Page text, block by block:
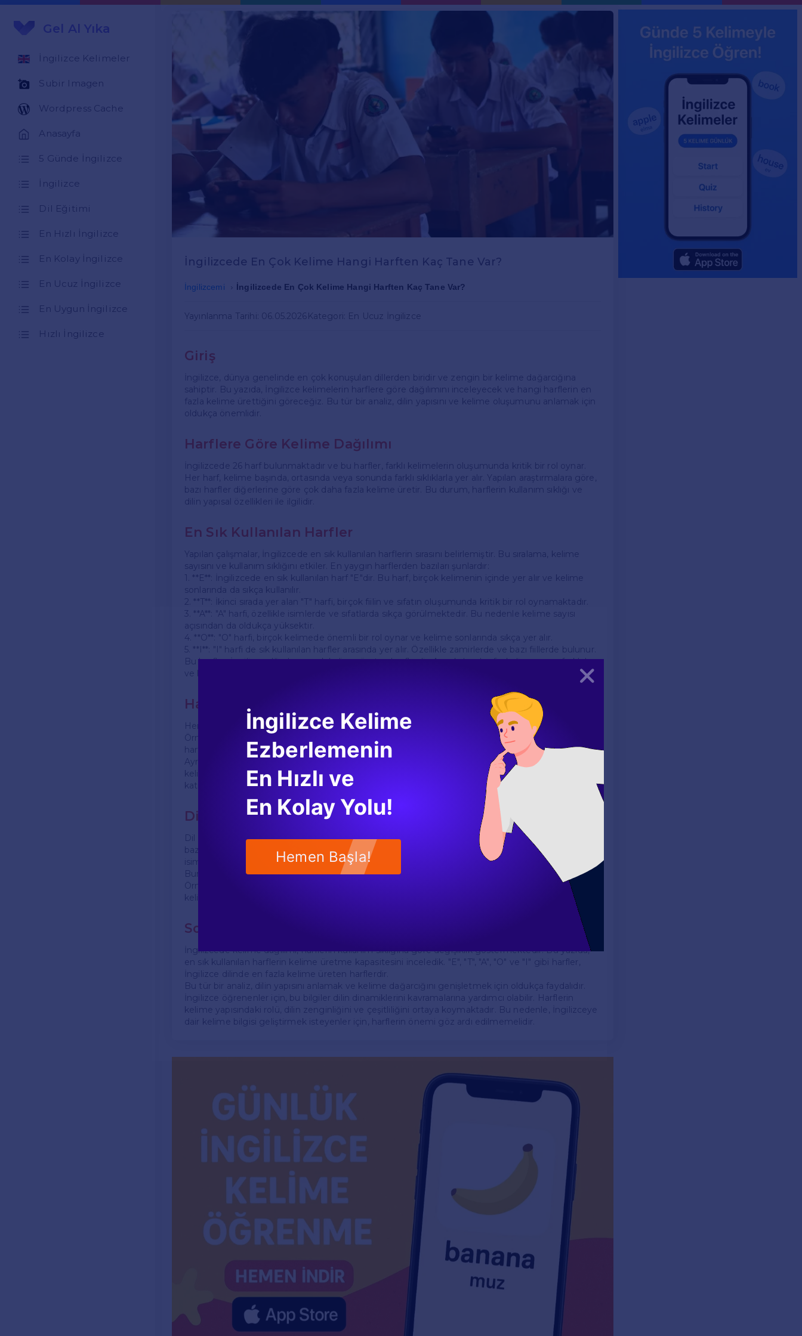
Gel Al Yıka
İngilizce Kelimeler
Subir Imagen
Wordpress Cache
Anasayfa
5 Günde İngilizce
İngilizce
Dil Eğitimi
En Hızlı İngilizce
En Kolay İngilizce
En Ucuz İngilizce
En Uygun İngilizce
Hızlı İngilizce
İngilizcede En Çok Kelime Hangi Harften Kaç Tane Var?
İngilizcemi İngilizcede En Çok Kelime Hangi Harften Kaç Tane Var?
Yayınlanma Tarihi: 06.05.2026 Kategori: En Ucuz İngilizce
Giriş
İngilizce, dünya genelinde en çok konuşulan dillerden biridir ve zengin bir kelime dağarcığına
sahiptir. Bu yazıda, İngilizce kelimelerin harflere göre dağılımını inceleyecek ve hangi harflerin en
fazla kelime ürettiğini göreceğiz. Bu tür bir analiz, dilin yapısını ve kelime oluşumunu anlamak için
oldukça önemlidir.
Harflere Göre Kelime Dağılımı
İngilizcede 26 harf bulunmaktadır ve bu harfler, farklı kelimelerin oluşumunda kritik bir rol oynar.
Her harf, kelime başında, ortasında veya sonunda farklı sıklıklarla yer alır. Yapılan araştırmalara göre,
bazı harfler diğerlerine göre çok daha fazla kelime üretir. Bu durum, harflerin kullanım sıklığı ve
dilin yapısal özellikleri ile ilgilidir.
En Sık Kullanılan Harfler
Yapılan çalışmalar, İngilizcede en sık kullanılan harflerin sırasını belirlemiştir. Bu sıralama, kelime
sayısını ve kullanım sıklığını etkiler. En yaygın harflerden bazıları şunlardır:
1. **E**: İngilizcede en sık kullanılan harf "E"dir. Bu harf, birçok kelimenin içinde yer alır ve kelime
sonlarında da sıkça kullanılır.
2. **T**: İkinci sırada yer alan "T" harfi, birçok fiilin ve sıfatın oluşumunda kritik bir rol oynamaktadır.
3. **A**: "A" harfi, özellikle isimlerde ve sıfatlarda sıkça görülmektedir. Bu nedenle kelime sayısı
açısından da oldukça yüksektir.
4. **O**: "O" harfi, birçok kelimede önemli bir rol oynar ve kelime sonlarında sıkça yer alır.
5. **I**: "I" harfi de sık kullanılan harfler arasında yer alır. Özellikle zamirlerde ve bazı fiillerde bulunur.
Bu harfler, İngilizce dilinde en çok kelime üreten harflerdir. Ancak, her harfin kelime sayısı farklıdır
ve bu durum dilin dinamik yapısına bağlı olarak değişkenlik gösterebilir.
Harflerin Kelime Üretme Kapasitesi
Her harfin kelime üretme kapasitesi, o harfin bulunduğu kelime türlerine ve yapısına bağlıdır.
Örneğin, bazı harfler daha fazla sesli harf ile birlikte kullanılma eğilimindeyken, bazıları sessiz
harflerle daha fazla yer alır. Bu durum, kelime türetme ve kelime oluşum kurallarını etkileyebilir.
Ayrıca, bazı harfler belirli sözcük köklerinde daha sık görülür. Örneğin, "un-", "re-", "in-" gibi önekler,
kelimelerin başında sıkça yer alır ve bu durum kelime sayısını artırabilir. Bu önekler, farklı anlamlar
katmak için kullanılır ve bu da harflerin kelime üretimindeki rolünü artırır.
Dil Bilgisi ve Harf Dağılımı
Dil bilgisi kuralları da harflerin kelime üretme kapasitesini etkileyen bir diğer faktördür. İngilizcede
bazı harflerin belirli gramer yapılarında daha sık yer aldığı görülmektedir. Örneğin, fiil çekimleri ve
isim tamlamaları, belirli harflerin kullanımını artırabilir.
Bunların yanı sıra, İngilizce'de sıkça kullanılan bazı kelime yapıları da harflerin dağılımını etkiler.
Örneğin, "-ing" ile biten fiiller veya "-ed" ile biten geçmiş zaman formları, belirli harflerin daha fazla
kelime üretmesine sebep olur.
Sonuç
İngilizcede kelime dağılımı, harflerin kullanım sıklığına göre değişiklik göstermektedir. Bu yazıda,
en sık kullanılan harflerin kelime üretme kapasitesini inceledik. "E", "T", "A", "O" ve "I" gibi harfler,
İngilizce dilinde en fazla kelime üreten harflerdir.
Bu tür bir analiz, dilin yapısını anlamak ve kelime dağarcığını genişletmek için oldukça faydalıdır.
İngilizce öğrenenler için, bu bilgiler dilin dinamiklerini kavramalarına yardımcı olabilir. Harflerin
kelime yapısındaki rolü, dilin zenginliğini ve çeşitliliğini ortaya koymaktadır. Bu nedenle, İngilizceye
dair kelime bilgisi geliştirmek isteyenler için, harflerin önemi göz ardı edilmemelidir.
Kapat
İngilizce Kelime
Ezberlemenin
En Hızlı ve
En Kolay Yolu!
Hemen Başla!